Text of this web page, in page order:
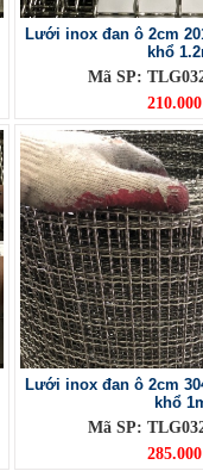
Lưới inox đan ô 2cm
khổ
Mã SP:
Lưới inox đan ô 2cm
khổ
Mã SP: